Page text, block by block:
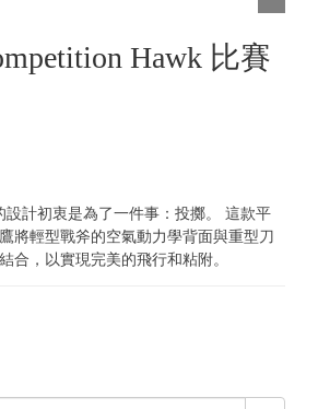
Hawk 比賽
計初衷是為了一件事：投擲。 這款平
將輕型戰斧的空氣動力學背面與重型刀
合，以實現完美的飛行和粘附。